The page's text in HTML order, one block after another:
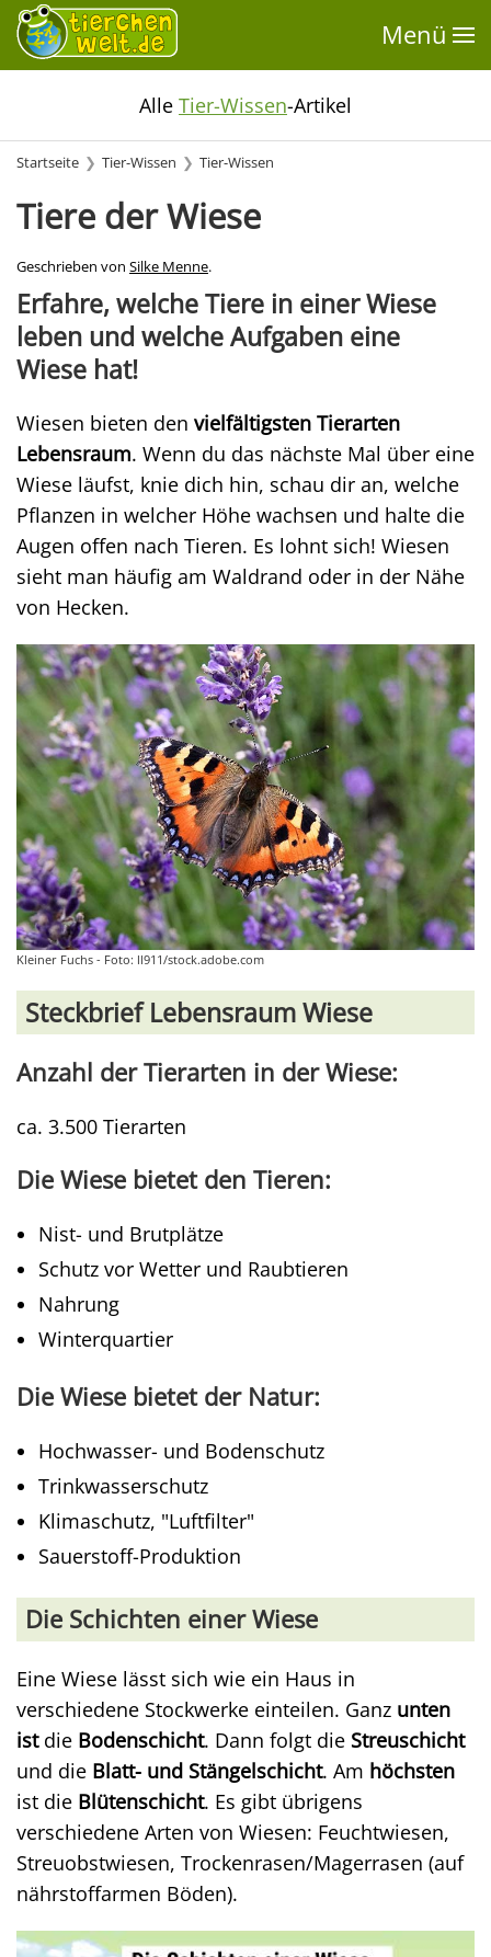
Menü
Alle Tier-Wissen-Artikel
Startseite Tier-Wissen Tier-Wissen
Tiere der Wiese
Geschrieben von Silke Menne.
Erfahre, welche Tiere in einer Wiese
leben und welche Aufgaben eine
Wiese hat!
Wiesen bieten den vielfältigsten Tierarten
Lebensraum. Wenn du das nächste Mal über eine
Wiese läufst, knie dich hin, schau dir an, welche
Pflanzen in welcher Höhe wachsen und halte die
Augen offen nach Tieren. Es lohnt sich! Wiesen
sieht man häufig am Waldrand oder in der Nähe
von Hecken.
Kleiner Fuchs - Foto: ll911/stock.adobe.com
Steckbrief Lebensraum Wiese
Anzahl der Tierarten in der Wiese:
ca. 3.500 Tierarten
Die Wiese bietet den Tieren:
Nist- und Brutplätze
Schutz vor Wetter und Raubtieren
Nahrung
Winterquartier
Die Wiese bietet der Natur:
Hochwasser- und Bodenschutz
Trinkwasserschutz
Klimaschutz, "Luftfilter"
Sauerstoff-Produktion
Die Schichten einer Wiese
Eine Wiese lässt sich wie ein Haus in
verschiedene Stockwerke einteilen. Ganz unten
istdie Bodenschicht. Dann folgt die Streuschicht
und die Blatt- und Stängelschicht. Am höchsten
ist die Blütenschicht. Es gibt übrigens
verschiedene Arten von Wiesen: Feuchtwiesen,
Streuobstwiesen, Trockenrasen/Magerrasen (auf
nährstoffarmen Böden).